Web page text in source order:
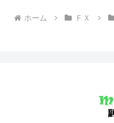
ホーム ＦＸ